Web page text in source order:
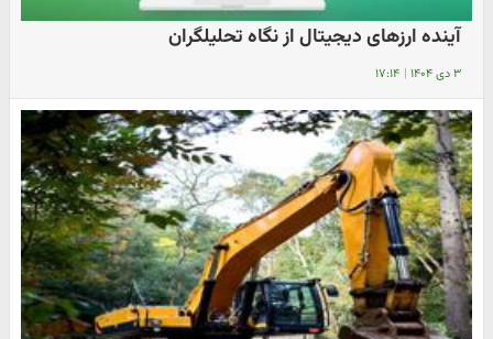
آینده ارزهای دیجیتال از نگاه تحلیلگران
۳ دی ۱۴۰۴ | ۱۷:۱۴